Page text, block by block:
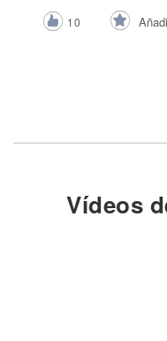
10
Vídeos